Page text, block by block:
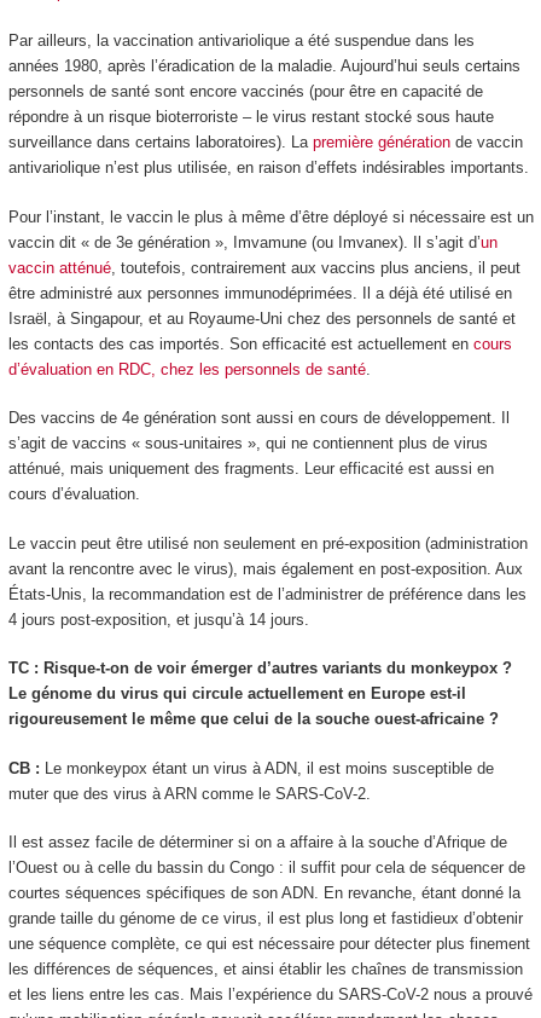
Par ailleurs, la vaccination antivariolique a été suspendue dans les
années 1980, après l’éradication de la maladie. Aujourd’hui seuls certains
personnels de santé sont encore vaccinés (pour être en capacité de
répondre à un risque bioterroriste – le virus restant stocké sous haute
surveillance dans certains laboratoires). La première générationde vaccin
antivariolique n’est plus utilisée, en raison d’effets indésirables importants.
Pour l’instant, le vaccin le plus à même d’être déployé si nécessaire est un
vaccin dit « de 3egénération », Imvamune (ou Imvanex). Il s’agit d’un
vaccin atténué, toutefois, contrairement aux vaccins plus anciens, il peut
être administré aux personnes immunodéprimées. Il a déjà été utilisé en
Israël, à Singapour, et au Royaume-Uni chez des personnels de santé et
les contacts des cas importés. Son efficacité est actuellement en cours
d’évaluation en RDC, chez les personnels de santé.
Des vaccins de 4egénération sont aussi en cours de développement. Il
s’agit de vaccins « sous-unitaires », qui ne contiennent plus de virus
atténué, mais uniquement des fragments. Leur efficacité est aussi en
cours d’évaluation.
Le vaccin peut être utilisé non seulement en pré-exposition (administration
avant la rencontre avec le virus), mais également en post-exposition. Aux
États-Unis, la recommandation est de l’administrer de préférence dans les
4 jours post-exposition, et jusqu’à 14 jours.
TC : Risque-t-on de voir émerger d’autres variants du monkeypox ?
Le génome du virus qui circule actuellement en Europe est-il
rigoureusement le même que celui de la souche ouest-africaine ?
CB : Le monkeypox étant un virus à ADN, il est moins susceptible de
muter que des virus à ARN comme le SARS-CoV-2.
Il est assez facile de déterminer si on a affaire à la souche d’Afrique de
l’Ouest ou à celle du bassin du Congo : il suffit pour cela de séquencer de
courtes séquences spécifiques de son ADN. En revanche, étant donné la
grande taille du génome de ce virus, il est plus long et fastidieux d’obtenir
une séquence complète, ce qui est nécessaire pour détecter plus finement
les différences de séquences, et ainsi établir les chaînes de transmission
et les liens entre les cas. Mais l’expérience du SARS-CoV-2 nous a prouvé